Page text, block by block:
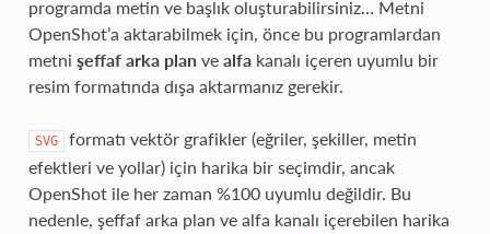
programda metin ve başlık oluşturabilirsiniz… Metni
OpenShot’a aktarabilmek için, önce bu programlardan
metni şeffaf arka planve alfakanalı içeren uyumlu bir
resim formatında dışa aktarmanız gerekir.
SVG
formatı vektör grafikler (eğriler, şekiller, metin
efektleri ve yollar) için harika bir seçimdir, ancak
OpenShot ile her zaman %100 uyumlu değildir. Bu
nedenle, şeffaf arka plan ve alfa kanalı içerebilen harika